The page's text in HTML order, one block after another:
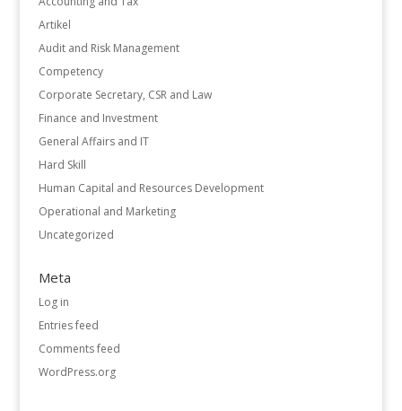
Artikel
Audit and Risk Management
Competency
Corporate Secretary, CSR and Law
Finance and Investment
General Affairs and IT
Hard Skill
Human Capital and Resources Development
Operational and Marketing
Uncategorized
Meta
Log in
Entries feed
Comments feed
WordPress.org